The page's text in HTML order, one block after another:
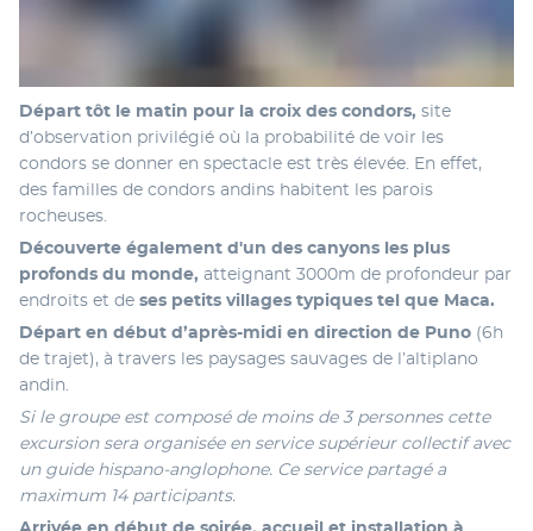
Départ tôt le matin pour la croix des condors, site
d’observation privilégié où la probabilité de voir les
condors se donner en spectacle est très élevée. En effet,
des familles de condors andins habitent les parois
rocheuses.
Découverte également d'un des canyons les plus
profonds du monde, atteignant 3000m de profondeur par
endroits et de ses petits villages typiques tel que Maca.
Départ en début d’après-midi en direction de Puno (6h
de trajet), à travers les paysages sauvages de l’altiplano
andin.
Si le groupe est composé de moins de 3 personnes cette
excursion sera organisée en service supérieur collectif avec
un guide hispano-anglophone. Ce service partagé a
maximum 14 participants.